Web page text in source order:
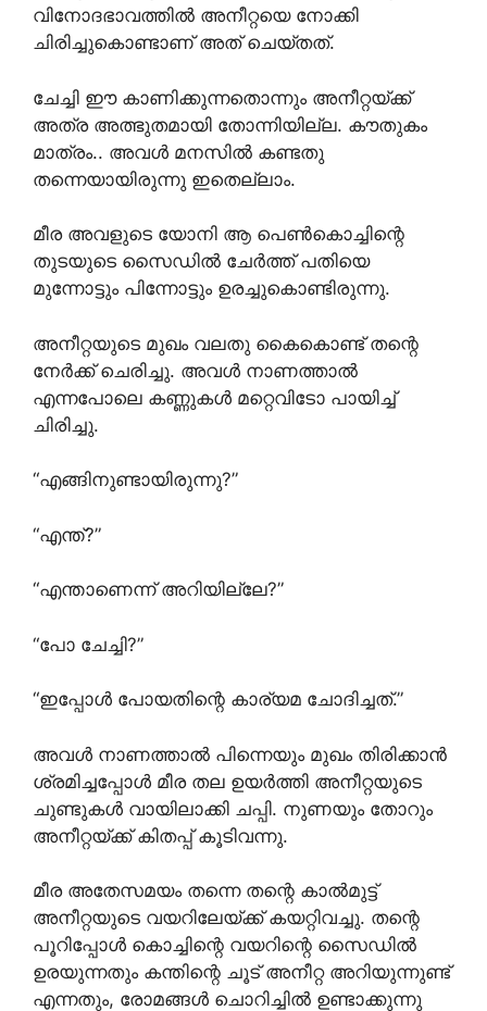
വിനോദഭാവത്തിൽ അനീറ്റയെ നോക്കി
ചിരിച്ചുകൊണ്ടാണ് അത് ചെയ്തത്.
ചേച്ചി ഈ കാണിക്കുന്നതൊന്നും അനീറ്റയ്ക്ക്
അത്ര അത്ഭുതമായി തോന്നിയില്ല. കൗതുകം
മാത്രം.. അവൾ മനസിൽ കണ്ടതു
തന്നെയായിരുന്നു ഇതെല്ലാം.
മീര അവളുടെ യോനി ആ പെൺകൊച്ചിന്റെ
തുടയുടെ സൈഡിൽ ചേർത്ത് പതിയെ
മുന്നോട്ടും പിന്നോട്ടും ഉരച്ചുകൊണ്ടിരുന്നു.
അനീറ്റയുടെ മുഖം വലതു കൈകൊണ്ട് തന്റെ
നേർക്ക് ചെരിച്ചു. അവൾ നാണത്താൽ
എന്നപോലെ കണ്ണുകൾ മറ്റെവിടോ പായിച്ച്
ചിരിച്ചു.
“എങ്ങിനുണ്ടായിരുന്നു?”
“എന്ത്?”
“എന്താണെന്ന് അറിയില്ലേ?”
“പോ ചേച്ചി?”
“ഇപ്പോൾ പോയതിന്റെ കാര്യമ ചോദിച്ചത്.”
അവൾ നാണത്താൽ പിന്നെയും മുഖം തിരിക്കാൻ
ശ്രമിച്ചപ്പോൾ മീര തല ഉയർത്തി അനീറ്റയുടെ
ചുണ്ടുകൾ വായിലാക്കി ചപ്പി. നുണയും തോറും
അനീറ്റയ്ക്ക് കിതപ്പ് കൂടിവന്നു.
മീര അതേസമയം തന്നെ തന്റെ കാൽമുട്ട്
അനീറ്റയുടെ വയറിലേയ്ക്ക് കയറ്റിവച്ചു. തന്റെ
പൂറിപ്പോൾ കൊച്ചിന്റെ വയറിന്റെ സൈഡിൽ
ഉരയുന്നതും കന്തിന്റെ ചൂട് അനീറ്റ അറിയുന്നുണ്ട്
എന്നതും, രോമങ്ങൾ ചൊറിച്ചിൽ ഉണ്ടാക്കുന്നു